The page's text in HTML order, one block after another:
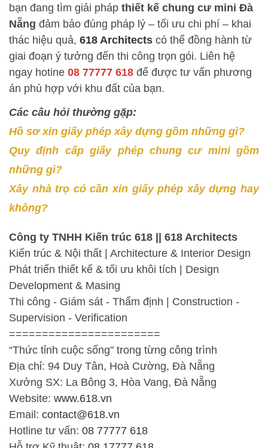
bạn đang tìm giải pháp thiết kế chung cư mini Đà
Nẵng đảm bảo đúng pháp lý – tối ưu chi phí – khai
thác hiệu quả, 618 Architects có thể đồng hành từ
giai đoạn ý tưởng đến thi công trọn gói. Liên hệ
ngay hotine 08 77777 618 để được tư vấn phương
án phù hợp với khu đất của bạn.
Các câu hỏi thường gặp:
Hồ sơ xin giấy phép xây dựng gồm những gì?
Quy định cấp giấy phép chung cư mini gồm
những gì?
Xây nhà trọ có cần xin giấy phép xây dựng hay
không?
Công ty TNHH Kiến trúc 618 || 618 Architects
Kiến trúc & Nội thất | Architecture & Interior Design
Phát triển thiết kế & tối ưu khôi tích | Design
Development & Masing
Thi công - Giám sát - Thẩm định | Construction -
Supervision - Verification
=======================
“Thức tỉnh cuộc sống" trong từng công trình
Địa chỉ: 94 Duy Tân, Hoà Cường, Đà Nẵng
Xưởng SX: La Bông 3, Hòa Vang, Đà Nẵng
Website: www.618.vn
Email: contact@618.vn
Hotline tư vấn: 08 77777 618